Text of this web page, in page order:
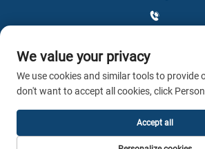
[email protected]
Copyright © 2026 AWSTOUCH Todos os direitos
We value your privacy
We use cookies and similar tools to provide
don't want to accept all cookies, click
Accept all